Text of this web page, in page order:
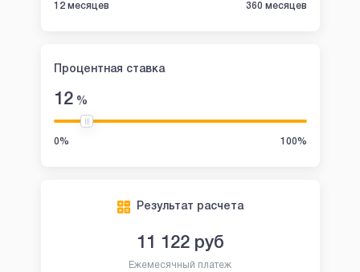
12 месяцев 360 месяцев
Процентная ставка
12%
0% 100%
Результат расчета
11 122руб
Ежемесячный платеж